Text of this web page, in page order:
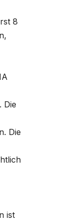
8
Die
Die
ist